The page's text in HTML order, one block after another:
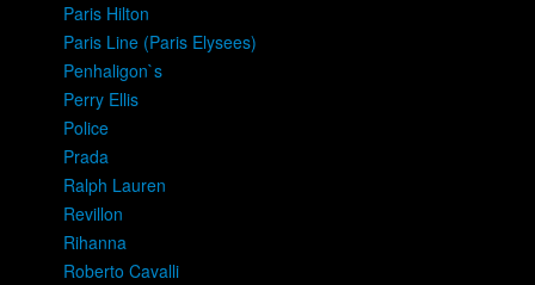
Paris Hilton
Paris Line (Paris Elysees)
Penhaligon`s
Perry Ellis
Police
Prada
Ralph Lauren
Revillon
Rihanna
Roberto Cavalli